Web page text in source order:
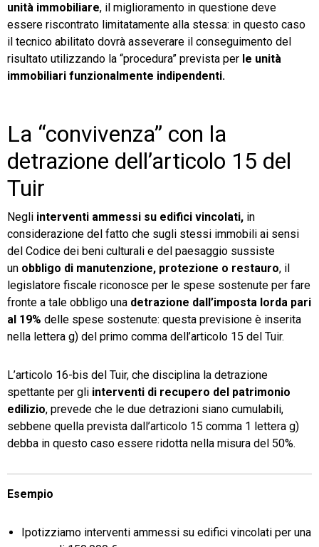
unità immobiliare, il miglioramento in questione deve
essere riscontrato limitatamente alla stessa: in questo caso
il tecnico abilitato dovrà asseverare il conseguimento del
risultato utilizzando la “procedura” prevista per le unità
immobiliari funzionalmente indipendenti.
La “convivenza” con la
detrazione dell’articolo 15 del
Tuir
Negli interventi ammessi su edifici vincolati, in
considerazione del fatto che sugli stessi immobili ai sensi
del Codice dei beni culturali e del paesaggio sussiste
un obbligo di manutenzione, protezione o restauro, il
legislatore fiscale riconosce per le spese sostenute per fare
fronte a tale obbligo una detrazione dall’imposta lorda pari
al 19% delle spese sostenute: questa previsione è inserita
nella lettera g) del primo comma dell’articolo 15 del Tuir.
L’articolo 16-bis del Tuir, che disciplina la detrazione
spettante per gli interventi di recupero del patrimonio
edilizio, prevede che le due detrazioni siano cumulabili,
sebbene quella prevista dall’articolo 15 comma 1 lettera g)
debba in questo caso essere ridotta nella misura del 50%.
Esempio
Ipotizziamo interventi ammessi su edifici vincolati per una